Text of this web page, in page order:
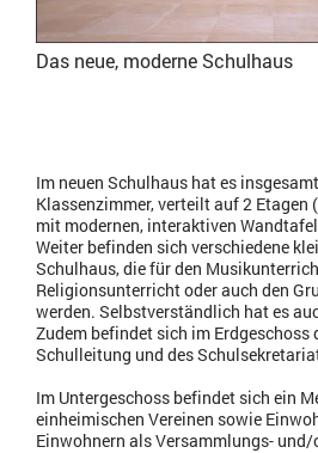
Das neue, moderne Schulhaus
Im neuen Schulhaus hat es
Klassenzimmer, verteilt auf 2 Etagen
mit modernen, interaktiven
Weiter befinden sich verschiedene
Schulhaus, die für den
Religionsunterricht oder auch den
werden. Selbstverständlich hat es
Zudem befindet sich im Erdgeschoss
Schulleitung und des
Im Untergeschoss befindet sich ein
einheimischen Vereinen sowie
Einwohnern als Versammlungs- und/